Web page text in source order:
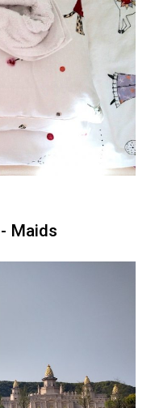
Maids